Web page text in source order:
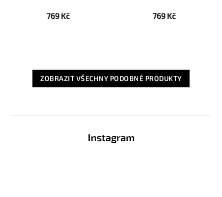
769 Kč 769 Kč
ZOBRAZIT VŠECHNY PODOBNÉ PRODUKTY
Instagram